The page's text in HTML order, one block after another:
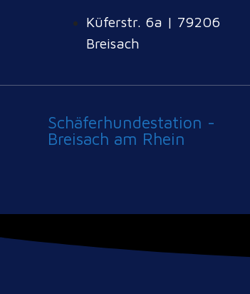
Küferstr. 6a | 79206
Breisach
Schäferhundestation -
Breisach am Rhein